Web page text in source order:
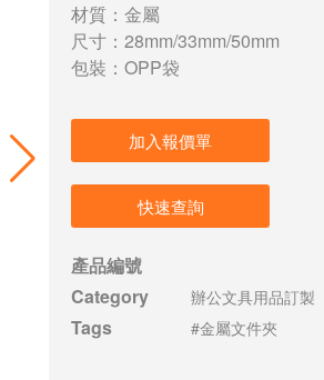
材質：金屬
尺寸：28mm/33mm/50mm
包裝：OPP袋
加入報價單
快速查詢
產品編號
Category
辦公文具用品訂製
Tags #金屬文件夾